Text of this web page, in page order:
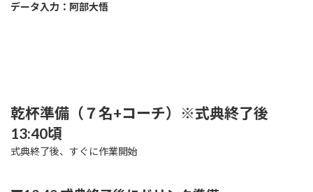
データ入力：阿部大悟
乾杯準備（７名+コーチ）※式典終了後
13:40頃
式典終了後、すぐに作業開始